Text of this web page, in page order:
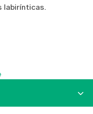
labirínticas.